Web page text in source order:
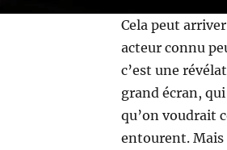
Cela peut
acteur connu
c’est une
grand écran,
qu’on voudrait
entourent. Mais